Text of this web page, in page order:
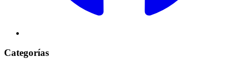
Categorías